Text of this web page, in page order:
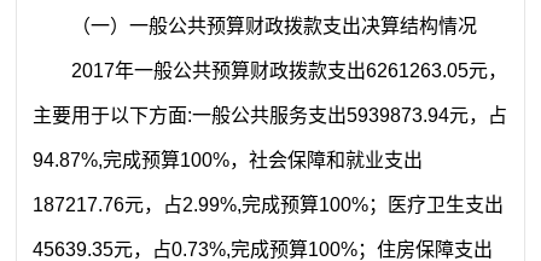
（一）一般公共预算财政拨款支出决算结构情况
2017年一般公共预算财政拨款支出6261263.05元，
主要用于以下方面:一般公共服务支出5939873.94元，占
94.87%,完成预算100%，社会保障和就业支出
187217.76元，占2.99%,完成预算100%； 医疗卫生支出
45639.35元，占0.73%,完成预算100%；住房保障支出